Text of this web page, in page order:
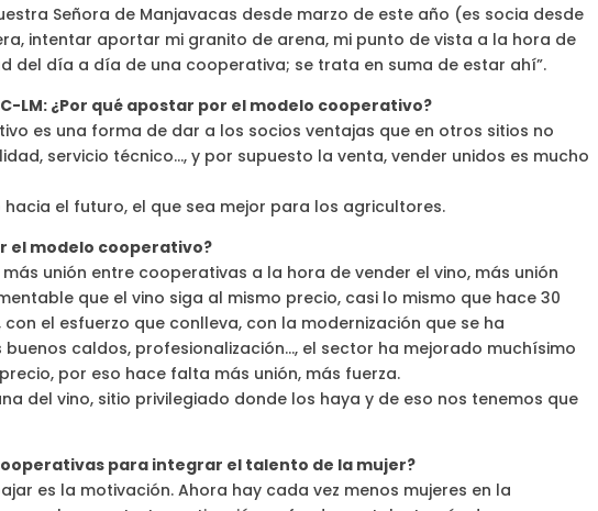
Señora de Manjavacas desde marzo de este año (es socia desde
intentar aportar mi granito de arena, mi punto de vista a la hora de
del día a día de una cooperativa; se trata en suma de estar ahí”.
LM: ¿Por qué apostar por el modelo cooperativo?
es una forma de dar a los socios ventajas que en otros sitios no
servicio técnico…, y por supuesto la venta, vender unidos es mucho
el futuro, el que sea mejor para los agricultores.
el modelo cooperativo?
unión entre cooperativas a la hora de vender el vino, más unión
que el vino siga al mismo precio, casi lo mismo que hace 30
el esfuerzo que conlleva, con la modernización que se ha
caldos, profesionalización…, el sector ha mejorado muchísimo
por eso hace falta más unión, más fuerza.
del vino, sitio privilegiado donde los haya y de eso nos tenemos que
para integrar el talento de la mujer?
es la motivación. Ahora hay cada vez menos mujeres en la